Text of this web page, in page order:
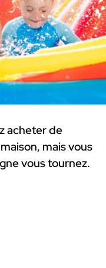
acheter de
mais vous
vous tournez.